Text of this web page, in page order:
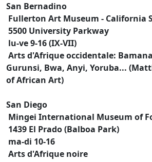
San Bernadino
Fullerton Art Museum - California
5500 University Parkway
lu-ve 9-16 (IX-VII)
Arts d'Afrique occidentale:
Gurunsi, Bwa, Anyi, Yoruba...
of African Art)
San Diego
Mingei International Museum of
1439 El Prado (Balboa Park)
ma-di 10-16
Arts d'Afrique noire